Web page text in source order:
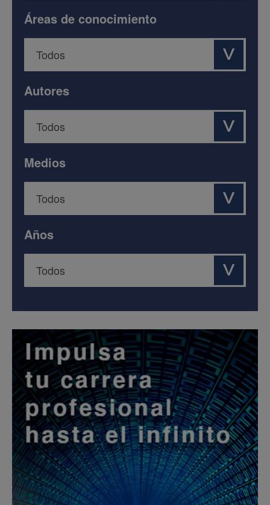
Áreas de conocimiento
Autores
Medios
Años